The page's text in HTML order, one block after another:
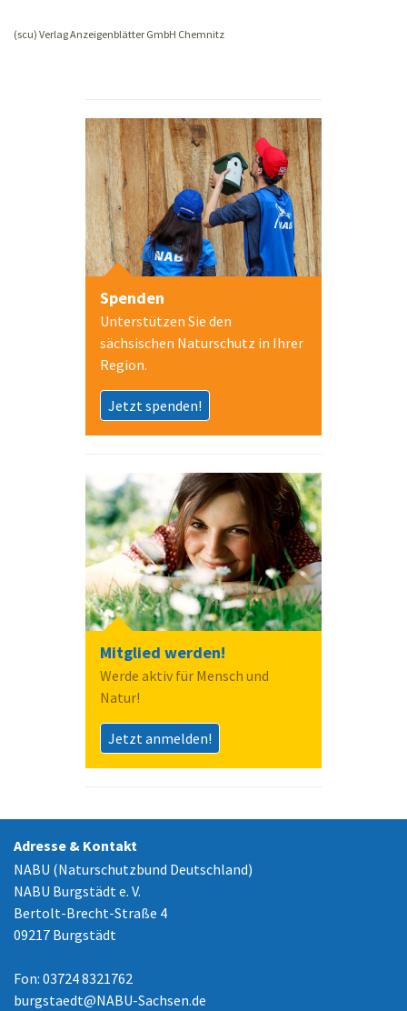
(scu) Verlag Anzeigenblätter GmbH Chemnitz
Spenden
Unterstützen Sie den
sächsischen Naturschutz in Ihrer
Region.
Jetzt spenden!
Mitglied werden!
Werde aktiv für Mensch und
Natur!
Jetzt anmelden!
Adresse & Kontakt
NABU (Naturschutzbund Deutschland)
NABU Burgstädt e. V.
Bertolt-Brecht-Straße 4
09217 Burgstädt
Fon: 03724 8321762
burgstaedt@NABU-Sachsen.de